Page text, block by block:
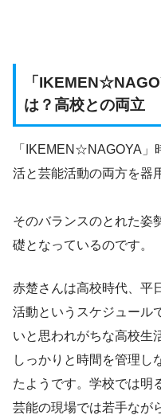
「
は？高校との両立
「IKEMEN☆NAGOYA」
活と芸能活動の両方を器
そのバランスのとれた姿
礎となっているのです。
赤楚さんは高校時代、平
活動というスケジュール
いと思われがちな高校生
しっかりと時間を管理し
たようです。学校では明
芸能の現場では若手なが